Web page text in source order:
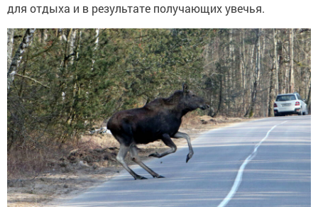
для отдыха и в результате получающих увечья.